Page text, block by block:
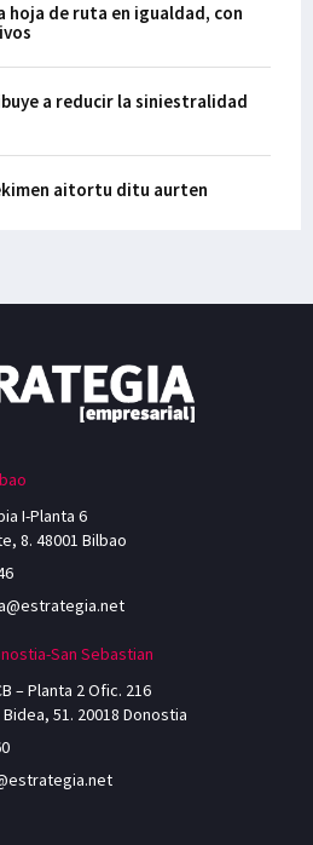
hoja de ruta en igualdad, con
a reducir la siniestralidad
aitortu ditu aurten
I-Planta 6
8. 48001 Bilbao
San Sebastian
– Planta 2 Ofic. 216
51. 20018 Donostia